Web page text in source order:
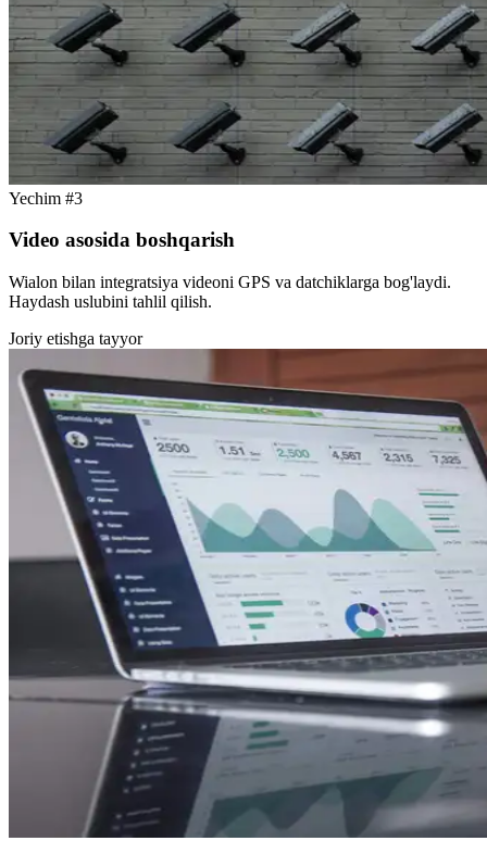
Yechim #3
Video asosida boshqarish
Wialon bilan integratsiya videoni GPS va datchiklarga bog'laydi.
Haydash uslubini tahlil qilish.
Joriy etishga tayyor